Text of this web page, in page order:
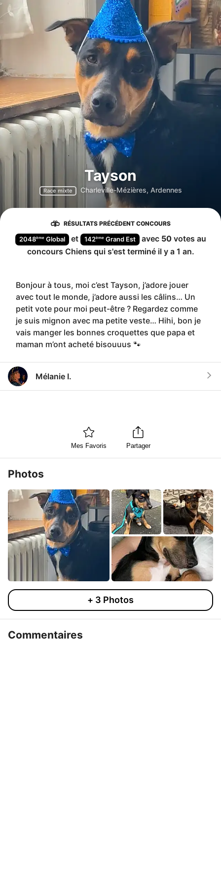
Tayson
Race mixte Charleville-Mézières, Ardennes
RÉSULTATS PRÉCÉDENT CONCOURS
2048ème Global et 142ème Grand Est avec 50votes au
concours Chiens qui s'est terminé il y a 1 an.
Bonjour à tous, moi c’est Tayson, j’adore jouer
avec tout le monde, j’adore aussi les câlins… Un
petit vote pour moi peut-être ? Regardez comme
je suis mignon avec ma petite veste… Hihi, bon je
vais manger les bonnes croquettes que papa et
maman m’ont acheté bisouuus 🐾
Mélanie I.
Mes Favoris Partager
Photos
+ 3 Photos
Commentaires